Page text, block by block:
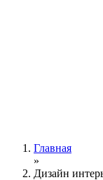
Главная
»
Дизайн